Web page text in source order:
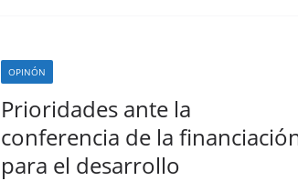
OPINÓN
Prioridades ante la
conferencia de la
para el desarrollo